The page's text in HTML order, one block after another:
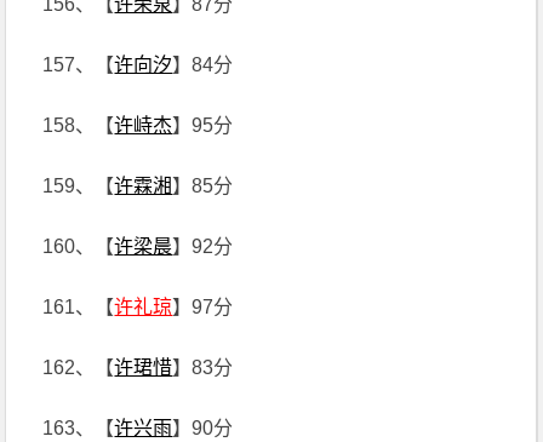
156、【许荣泉】87分
157、【许向汐】84分
158、【许峙杰】95分
159、【许霖湘】85分
160、【许梁晨】92分
161、【许礼琼】97分
162、【许珺惜】83分
163、【许兴雨】90分